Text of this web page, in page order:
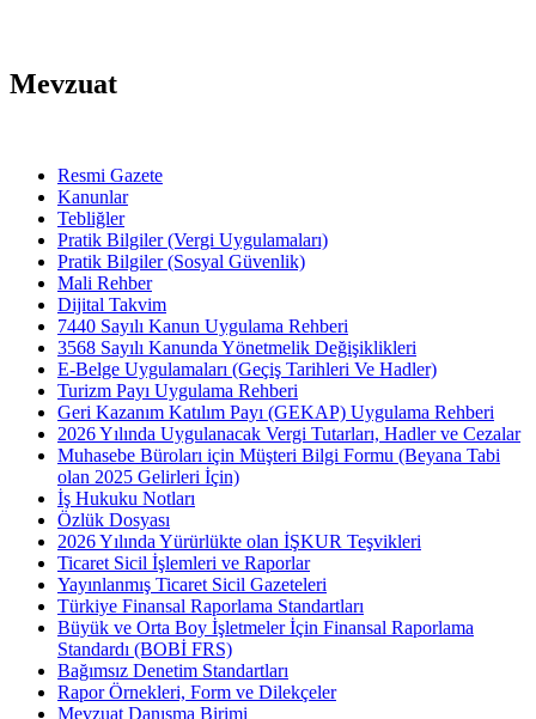
Mevzuat
Resmi Gazete
Kanunlar
Tebliğler
Pratik Bilgiler (Vergi Uygulamaları)
Pratik Bilgiler (Sosyal Güvenlik)
Mali Rehber
Dijital Takvim
7440 Sayılı Kanun Uygulama Rehberi
3568 Sayılı Kanunda Yönetmelik Değişiklikleri
E-Belge Uygulamaları (Geçiş Tarihleri Ve Hadler)
Turizm Payı Uygulama Rehberi
Geri Kazanım Katılım Payı (GEKAP) Uygulama Rehberi
2026 Yılında Uygulanacak Vergi Tutarları, Hadler ve Cezalar
Muhasebe Büroları için Müşteri Bilgi Formu (Beyana Tabi
olan 2025 Gelirleri İçin)
İş Hukuku Notları
Özlük Dosyası
2026 Yılında Yürürlükte olan İŞKUR Teşvikleri
Ticaret Sicil İşlemleri ve Raporlar
Yayınlanmış Ticaret Sicil Gazeteleri
Türkiye Finansal Raporlama Standartları
Büyük ve Orta Boy İşletmeler İçin Finansal Raporlama
Standardı (BOBİ FRS)
Bağımsız Denetim Standartları
Rapor Örnekleri, Form ve Dilekçeler
Mevzuat Danışma Birimi